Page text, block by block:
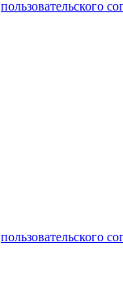
пользовательского
пользовательского